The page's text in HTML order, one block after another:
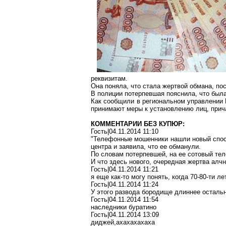
реквизитам.
Она поняла, что стала жертвой обмана,
В полиции потерпевшая пояснила, что
Как сообщили в региональном
принимают меры к установлению лиц,
КОММЕНТАРИИ БЕЗ КУПЮР:
Гость|04.11.2014 11:10
"Телефонные мошенники нашли новый
центра и заявила, что ее обманули.
По словам потерпевшей, на ее сотовый
И что здесь нового, очередная жертва
Гость|04.11.2014 11:21
я еще как-то могу понять, когда 70-80-ти
Гость|04.11.2014 11:24
У этого развода бородище длиннее
Гость|04.11.2014 11:54
наследники буратино
Гость|04.11.2014 13:09
диджей,ахахахахаха